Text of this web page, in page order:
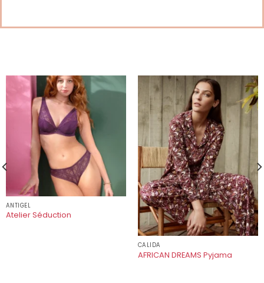
ANTIGEL
Atelier Séduction
CALIDA
AFRICAN DREAMS Pyjama